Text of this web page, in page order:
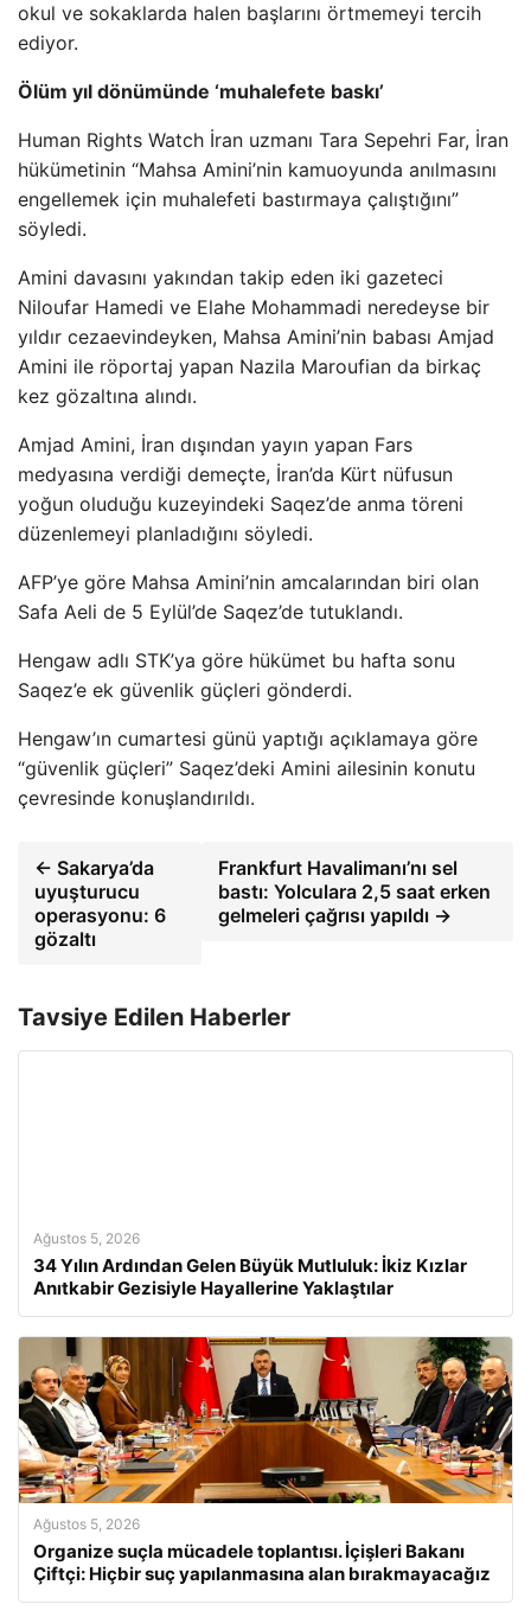
okul ve sokaklarda halen başlarını örtmemeyi tercih
ediyor.
Ölüm yıl dönümünde ‘muhalefete baskı’
Human Rights Watch İran uzmanı Tara Sepehri Far, İran
hükümetinin “Mahsa Amini’nin kamuoyunda anılmasını
engellemek için muhalefeti bastırmaya çalıştığını”
söyledi.
Amini davasını yakından takip eden iki gazeteci
Niloufar Hamedi ve Elahe Mohammadi neredeyse bir
yıldır cezaevindeyken, Mahsa Amini’nin babası Amjad
Amini ile röportaj yapan Nazila Maroufian da birkaç
kez gözaltına alındı.
Amjad Amini, İran dışından yayın yapan Fars
medyasına verdiği demeçte, İran’da Kürt nüfusun
yoğun oluduğu kuzeyindeki Saqez’de anma töreni
düzenlemeyi planladığını söyledi.
AFP’ye göre Mahsa Amini’nin amcalarından biri olan
Safa Aeli de 5 Eylül’de Saqez’de tutuklandı.
Hengaw adlı STK’ya göre hükümet bu hafta sonu
Saqez’e ek güvenlik güçleri gönderdi.
Hengaw’ın cumartesi günü yaptığı açıklamaya göre
“güvenlik güçleri” Saqez’deki Amini ailesinin konutu
çevresinde konuşlandırıldı.
← Sakarya’da
uyuşturucu
operasyonu: 6
gözaltı
Frankfurt Havalimanı’nı sel
bastı: Yolculara 2,5 saat erken
gelmeleri çağrısı yapıldı →
Tavsiye Edilen Haberler
Ağustos 5, 2026
34 Yılın Ardından Gelen Büyük Mutluluk: İkiz Kızlar
Anıtkabir Gezisiyle Hayallerine Yaklaştılar
Ağustos 5, 2026
Organize suçla mücadele toplantısı. İçişleri Bakanı
Çiftçi: Hiçbir suç yapılanmasına alan bırakmayacağız